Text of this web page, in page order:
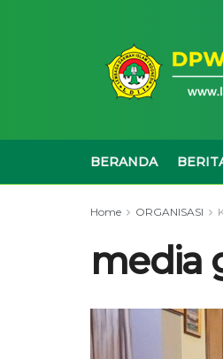
BERANDA
Home ORGANISASI
media